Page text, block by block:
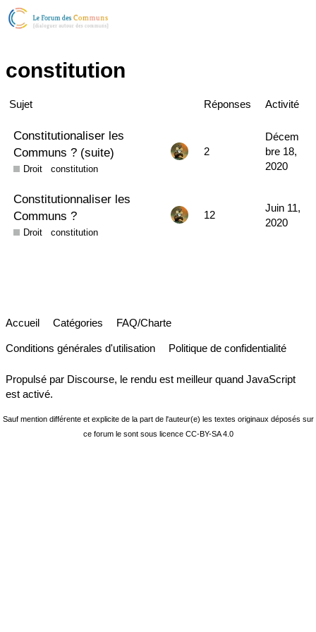
constitution
Sujet Réponses Activité
Constitutionaliser les
Communs ? (suite)
Droit constitution
2
Décem
bre 18,
2020
Constitutionnaliser les
Communs ?
Droit constitution
12
Juin 11,
2020
Accueil Catégories FAQ/Charte
Conditions générales d'utilisation Politique de confidentialité
Propulsé par Discourse, le rendu est meilleur quand JavaScript
est activé.
Sauf mention différente et explicite de la part de l'auteur(e) les textes originaux déposés sur
ce forum le sont sous licence CC-BY-SA 4.0